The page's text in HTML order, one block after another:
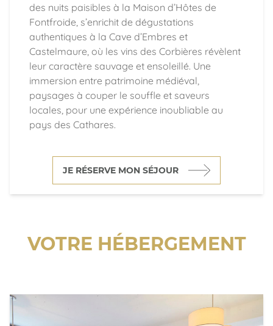
des nuits paisibles à la Maison d’Hôtes de
Fontfroide, s’enrichit de dégustations
authentiques à la Cave d’Embres et
Castelmaure, où les vins des Corbières révèlent
leur caractère sauvage et ensoleillé. Une
immersion entre patrimoine médiéval,
paysages à couper le souffle et saveurs
locales, pour une expérience inoubliable au
pays des Cathares.
JE RÉSERVE MON SÉJOUR
VOTRE HÉBERGEMENT